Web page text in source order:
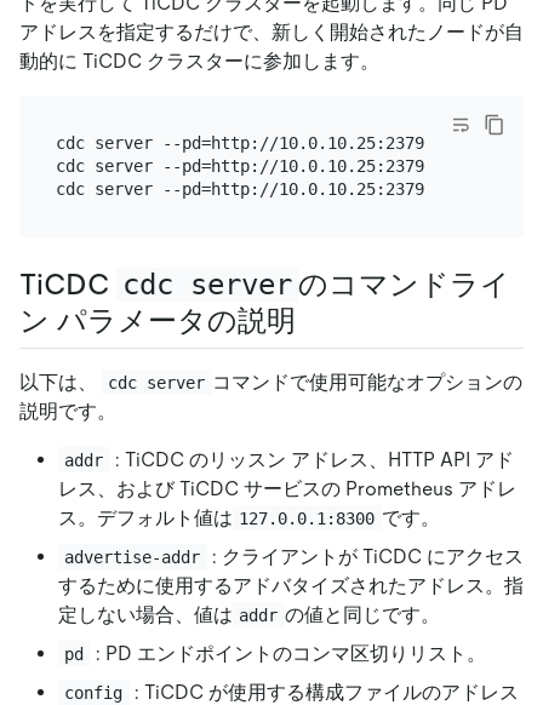
アドレスを指定するだけで、新しく開始されたノードが自
動的に TiCDC クラスターに参加します。
cdc server --pd=http://10.0.10.25:2379 --log-
cdc server --pd=http://10.0.10.25:2379 --log-
TiCDC cdc server のコマンドライ
ン パラメータの説明
以下は、 cdc server コマンドで使用可能なオプションの
説明です。
addr
: TiCDC のリッスン アドレス、HTTP API アド
レス、および TiCDC サービスの Prometheus アドレ
ス。デフォルト値は 127.0.0.1:8300 です。
advertise-addr
: クライアントが TiCDC にアクセス
するために使用するアドバタイズされたアドレス。指
定しない場合、値は addr の値と同じです。
pd : PD エンドポイントのコンマ区切りリスト。
config
: TiCDC が使用する構成ファイルのアドレス